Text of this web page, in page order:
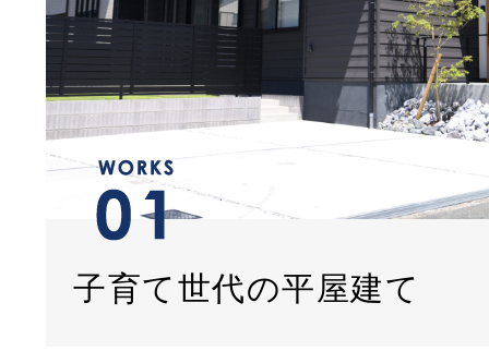
子育て世代の平屋建て